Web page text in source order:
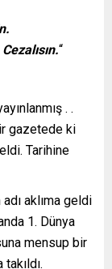
“
. .
gazetede ki
Tarihine
aklıma geldi
1. Dünya
mensup bir